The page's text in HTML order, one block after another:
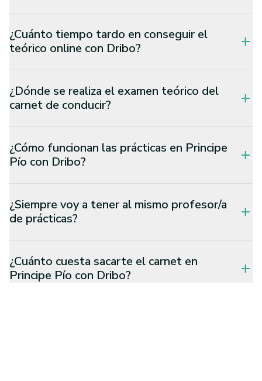
¿Cuánto tiempo tardo en conseguir el
teórico online con Dribo?
add
¿Dónde se realiza el examen teórico del
carnet de conducir?
add
¿Cómo funcionan las prácticas en Principe
Pío con Dribo?
add
¿Siempre voy a tener al mismo profesor/a
de prácticas?
add
¿Cuánto cuesta sacarte el carnet en
Principe Pío con Dribo?
add